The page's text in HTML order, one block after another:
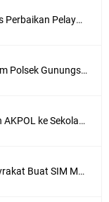
Dialog Publik GAKADA BIDOM , Bahas Perbaikan Pelayanan Medis di NTB
Tim URC Polresta Bersma Unit Reskrim Polsek Gunungsari Tangkap Pelaku Curanmor
Kapolsek Dampingi Kunjungan Dosen AKPOL ke Sekolah Rakyat Gunungsari
Kasat Lantas Polres Lotim Ajak Masyrakat Buat SIM Melalui SATPAS Bukan Calo